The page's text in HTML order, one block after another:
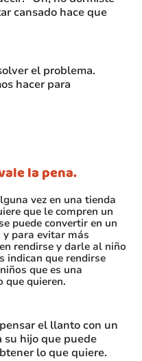
cansado hace que
el problema.
hacer para
la pena.
vez en una tienda
que le compren un
puede convertir en un
y para evitar más
rendirse y darle al niño
indican que rendirse
que es una
que quieren.
el llanto con un
su hijo que puede
lo que quiere.